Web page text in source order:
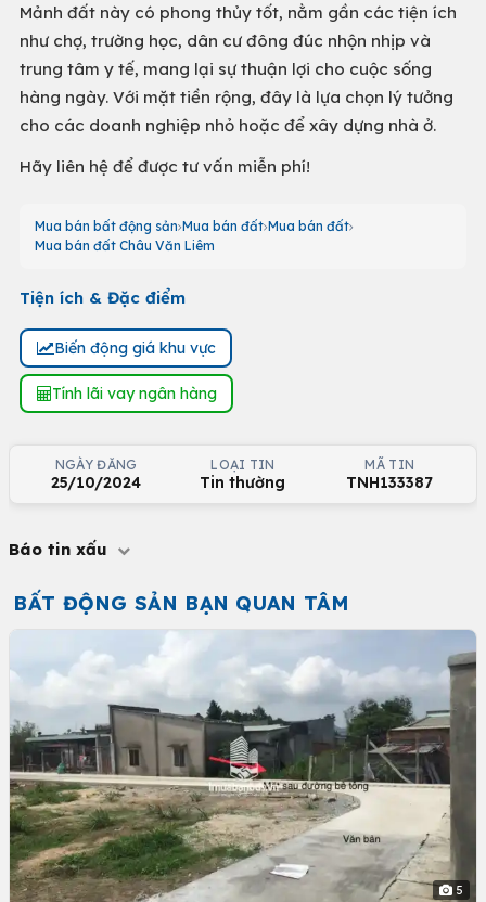
Mảnh đất này có phong thủy tốt, nằm gần các tiện ích
như chợ, trường học, dân cư đông đúc nhộn nhịp và
trung tâm y tế, mang lại sự thuận lợi cho cuộc sống
hàng ngày. Với mặt tiền rộng, đây là lựa chọn lý tưởng
cho các doanh nghiệp nhỏ hoặc để xây dựng nhà ở.
Hãy liên hệ để được tư vấn miễn phí!
Mua bán bất động sản Mua bán đất Mua bán đất
Mua bán đất Châu Văn Liêm
Tiện ích & Đặc điểm
Biến động giá khu vực
Tính lãi vay ngân hàng
NGÀY ĐĂNG
25/10/2024
LOẠI TIN
Tin thường
MÃ TIN
TNH133387
Báo tin xấu
BẤT ĐỘNG SẢN BẠN QUAN TÂM
5